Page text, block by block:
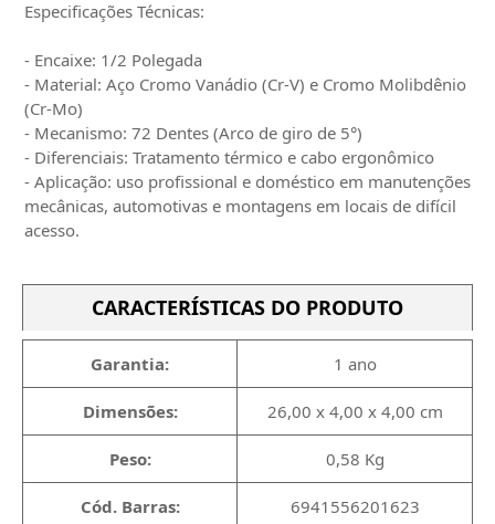
Especificações Técnicas:
- Encaixe: 1/2 Polegada
- Material: Aço Cromo Vanádio (Cr-V) e Cromo Molibdênio
(Cr-Mo)
- Mecanismo: 72 Dentes (Arco de giro de 5°)
- Diferenciais: Tratamento térmico e cabo ergonômico
- Aplicação: uso profissional e doméstico em manutenções
mecânicas, automotivas e montagens em locais de difícil
acesso.
CARACTERÍSTICAS DO PRODUTO
Garantia: 1 ano
Dimensões: 26,00 x 4,00 x 4,00 cm
Peso: 0,58 Kg
Cód. Barras: 6941556201623